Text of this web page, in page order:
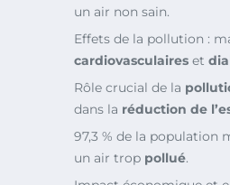
un air non sain.
Effets de la pollution :
cardiovasculaires et
Rôle crucial de la
dans la réduction de
97,3 % de la population
un air trop pollué.